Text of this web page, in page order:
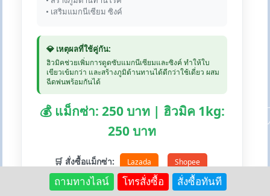
• เสริมแมกนีเซียม ซิงค์
💎 เหตุผลที่ใช้คู่กัน:
ฮิวมิคช่วยเพิ่มการดูดซับแมกนีเซียมและซิงค์ ทำให้ใบ
เขียวเข้มกว่า และสร้างภูมิต้านทานได้ดีกว่าใช้เดี่ยว ผสม
ฉีดพ่นพร้อมกันได้
💰 แม็กซ่า: 250 บาท | ฮิวมิค 1kg:
250 บาท
🛒 สั่งซื้อแม็กซ่า: Lazada Shopee
ถามทางไลน์ โทรสั่งซื้อ สั่งซื้อทันที